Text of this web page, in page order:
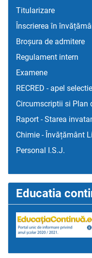
Titularizare
Înscrierea în
Broșura de admitere
Regulament intern
Examene
RECRED - apel selectie
Circumscriptii si Plan
Raport - Starea
Chimie - Învățământ
Personal I.S.J.
Educatia